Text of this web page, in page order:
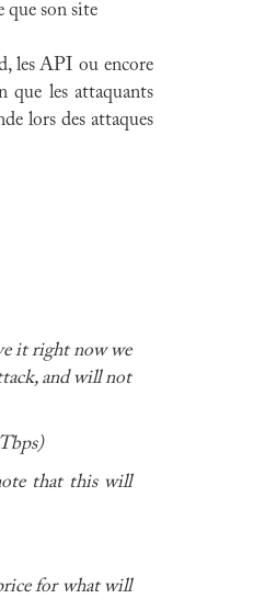
que son site
les API ou encore
que les attaquants
lors des attaques
it right now we
and will not
that this will
for what will